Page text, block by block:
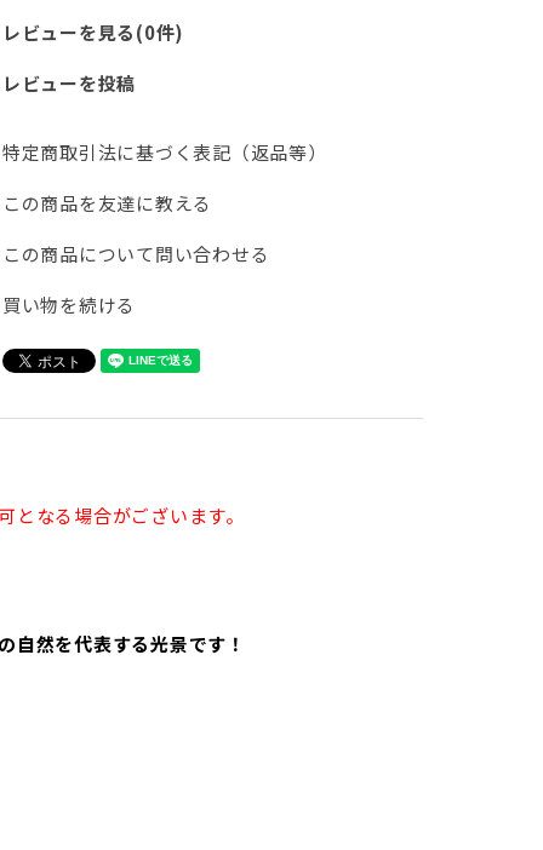
レビューを見る(0件)
レビューを投稿
特定商取引法に基づく表記（返品等）
この商品を友達に教える
この商品について問い合わせる
買い物を続ける
なる場合がございます。
自然を代表する光景です！